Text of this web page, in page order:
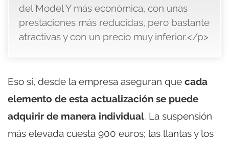
del Model Y más económica, con unas
prestaciones más reducidas, pero bastante
atractivas y con un precio muy inferior.</p>
Eso sí, desde la empresa aseguran que cada
elemento de esta actualización se puede
adquirir de manera individual. La suspensión
más elevada cuesta 900 euros; las llantas y los